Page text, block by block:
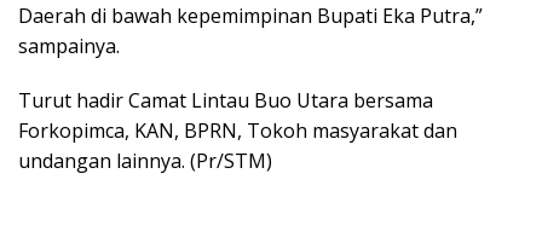
Daerah di bawah kepemimpinan Bupati Eka Putra,”
sampainya.
Turut hadir Camat Lintau Buo Utara bersama
Forkopimca, KAN, BPRN, Tokoh masyarakat dan
undangan lainnya. (Pr/STM)